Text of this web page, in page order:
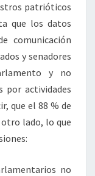
patrióticos
que los datos
comunicación
y senadores
y no
por actividades
que el 88 % de
lado, lo que
no